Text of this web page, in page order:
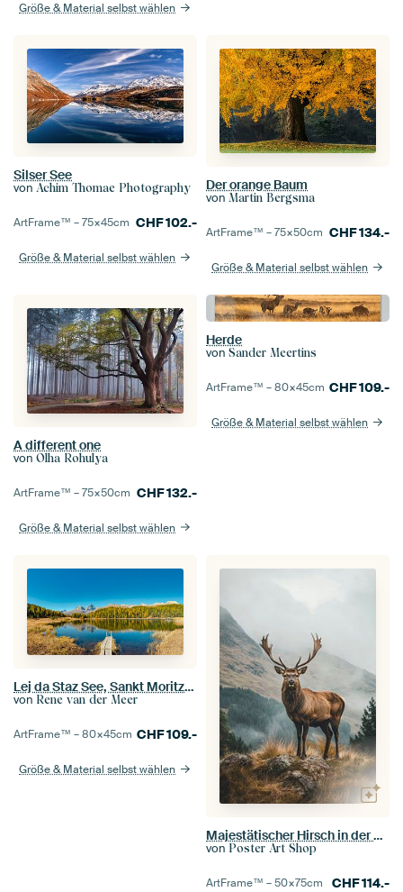
Größe & Material selbst wählen
Silser See
von Achim Thomae Photography
ArtFrame™ –75×45cm CHF102.-
Größe & Material selbst wählen
Der orange Baum
von Martin Bergsma
ArtFrame™ –75×50cm CHF134.-
Größe & Material selbst wählen
A different one
von Olha Rohulya
ArtFrame™ –75×50cm CHF132.-
Größe & Material selbst wählen
Herde
von Sander Meertins
ArtFrame™ –80×45cm CHF109.-
Größe & Material selbst wählen
Lej da Staz See, Sankt Moritz, Graubünden, Engadin, Schweiz
von Rene van der Meer
ArtFrame™ –80×45cm CHF109.-
Größe & Material selbst wählen
Majestätischer Hirsch in der Wildnis
von Poster Art Shop
ArtFrame™ –50×75cm CHF114.-